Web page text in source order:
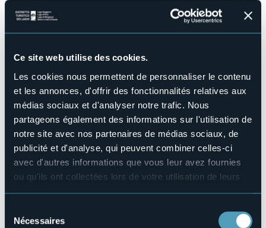
Ce site web utilise des cookies.
Les cookies nous permettent de personnaliser le contenu
et les annonces, d'offrir des fonctionnalités relatives aux
médias sociaux et d'analyser notre trafic. Nous
partageons également des informations sur l'utilisation de
notre site avec nos partenaires de médias sociaux, de
publicité et d'analyse, qui peuvent combiner celles-ci
avec d'autres informations que vous leur avez fournies
ou qu'ils ont collectées lors de votre utilisation de leurs
services.
manière de les gérer et de les supprimer,
cliquez ici
Nécessaires
Piscine
No
Animaux acceptés
Nombres de lits
10
E-mail
info@aldom57.com
Site Internet
http://www.aldom57.com
Téléphone
003112-BEB-00004